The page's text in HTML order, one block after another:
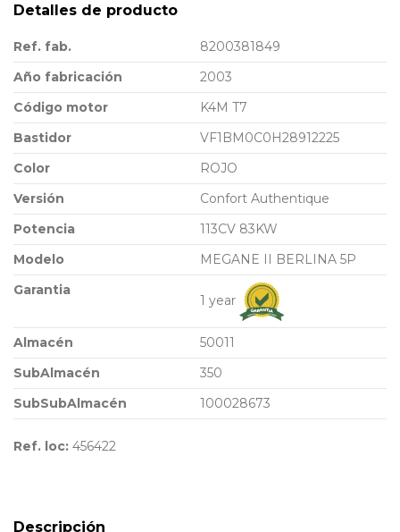
Detalles de producto
Ref. fab.
8200381849
Año fabricación
2003
Código motor
K4M T7
Bastidor
VF1BM0C0H28912225
Color
ROJO
Versión
Confort Authentique
Potencia
113CV 83KW
Modelo
MEGANE II BERLINA 5P
Garantia
1 year
Almacén
50011
SubAlmacén
350
SubSubAlmacén
100028673
Ref. loc: 456422
Descripción